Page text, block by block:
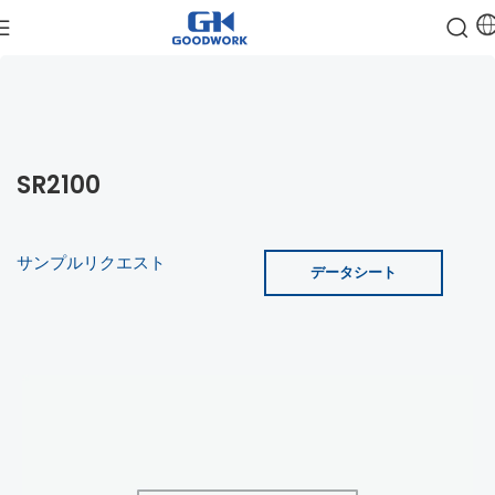
SR2100
サンプルリクエスト データシート